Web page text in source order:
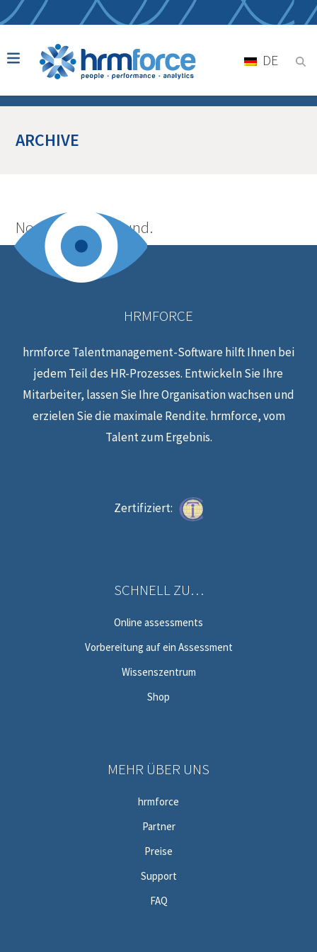
DE
ARCHIVE
No posts were found.
HRMFORCE
hrmforce Talentmanagement-Software hilft Ihnen bei
jedem Teil des HR-Prozesses. Entwickeln Sie Ihre
Mitarbeiter, lassen Sie Ihre Organisation wachsen und
erzielen Sie die maximale Rendite. hrmforce, vom
Talent zum Ergebnis.
Zertifiziert:
SCHNELL ZU…
Online assessments
Vorbereitung auf ein Assessment
Wissenszentrum
Shop
MEHR ÜBER UNS
hrmforce
Partner
Preise
Support
FAQ